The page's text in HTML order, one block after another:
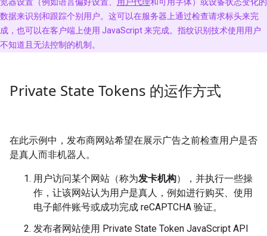
数据来识别和跟踪个别用户。这可以在服务器上通过检查请求标头来完
成，也可以在客户端上使用 JavaScript 来完成。指纹识别技术使用用户
不知道且无法控制的机制。
Private State Tokens 的运作方式
在此示例中，发布商网站希望在展示广告之前检查用户是否
是真人而非机器人。
用户访问某个网站（称为发卡机构），并执行一些操
作，让该网站认为用户是真人，例如进行购买、使用
电子邮件账号或成功完成 reCAPTCHA 验证。
发布者网站使用 Private State Token JavaScript API